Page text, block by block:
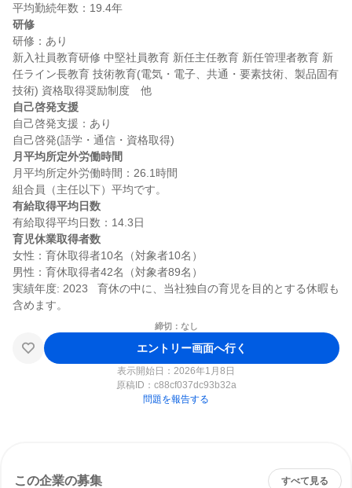
研修
研修：あり
新入社員教育研修 中堅社員教育 新任主任教育 新任管理者教育 新
任ライン長教育 技術教育(電気・電子、共通・要素技術、製品固有
自己啓発支援
自己啓発支援：あり
月平均所定外労働時間
月平均所定外労働時間：26.1時間
有給取得平均日数
育児休業取得者数
女性：育休取得者10名（対象者10名）
男性：育休取得者42名（対象者89名）
実績年度: 2023   育休の中に、当社独自の育児を目的とする休暇も
締切：なし
エントリー画面へ行く
表示開始日：2026年1月8日
原稿ID： c88cf037dc93b32a
問題を報告する
この企業の募集 すべて見る